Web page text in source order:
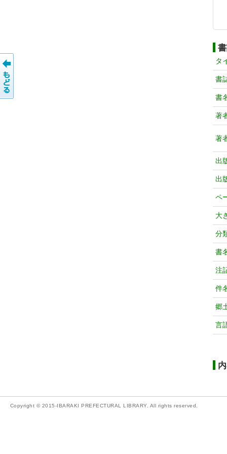
タ
書
書
著
著
出
出
ペ
大
分
書
注
件
郷
言
Copyright © 2015-IBARAKI PREFECTURAL LIBRARY. All rights reserved.